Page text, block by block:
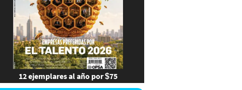
12 ejemplares al año por $75